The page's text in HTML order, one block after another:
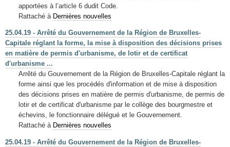
apportées à l’article 6 dudit Code.
Rattaché à Dernières nouvelles
25.04.19 - Arrêté du Gouvernement de la Région de Bruxelles-
Capitale réglant la forme, la mise à disposition des décisions prises
en matière de permis d'urbanisme, de lotir et de certificat
d'urbanisme ...
Arrêté du Gouvernement de la Région de Bruxelles-Capitale réglant la
forme ainsi que les procédés d'information et de mise à disposition
des décisions prises en matière de permis d'urbanisme, de permis de
lotir et de certificat d'urbanisme par le collège des bourgmestre et
échevins, le fonctionnaire délégué et le Gouvernement.
Rattaché à Dernières nouvelles
25.04.19 - Arrêté du Gouvernement de la Région de Bruxelles-